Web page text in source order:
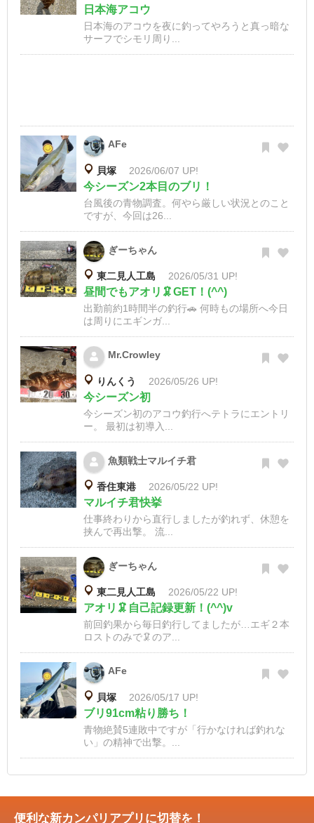
日本海アコウ
日本海のアコウを夜に釣ってやろうと真っ暗な
サーフでシモリ周り...
AFe
貝塚 2026/06/07 UP!
今シーズン2本目のブリ！
台風後の青物調査。何やら厳しい状況とのこと
ですが、今回は26...
ぎーちゃん
東二見人工島 2026/05/31 UP!
昼間でもアオリ🦑GET！(^^)
出勤前約1時間半の釣行🚗 何時もの場所へ今日
は周りにエギンガ...
Mr.Crowley
りんくう 2026/05/26 UP!
今シーズン初
今シーズン初のアコウ釣行へテトラにエントリ
ー。 最初は初導入...
魚類戦士マルイチ君
香住東港 2026/05/22 UP!
マルイチ君快挙
仕事終わりから直行しましたが釣れず、休憩を
挟んで再出撃。 流...
ぎーちゃん
東二見人工島 2026/05/22 UP!
アオリ🦑自己記録更新！(^^)v
前回釣果から毎日釣行してましたが…エギ２本
ロストのみで🦑のア...
AFe
貝塚 2026/05/17 UP!
ブリ91cm粘り勝ち！
青物絶賛5連敗中ですが「行かなければ釣れな
い」の精神で出撃。...
便利な新カンパリアプリに切替を！